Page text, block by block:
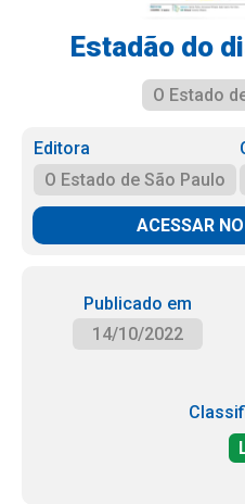
Estadão do
O Estado
Editora
O Estado de São Paulo
ACESSAR
Publicado em
14/10/2022